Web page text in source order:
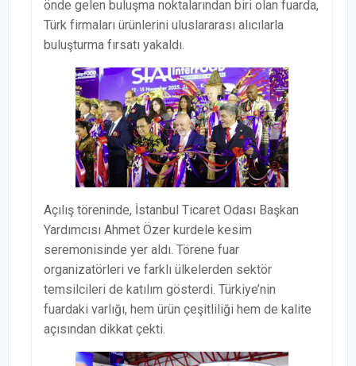
önde gelen buluşma noktalarından biri olan fuarda,
Türk firmaları ürünlerini uluslararası alıcılarla
buluşturma fırsatı yakaldı.
Açılış töreninde, İstanbul Ticaret Odası Başkan
Yardımcısı Ahmet Özer kurdele kesim
seremonisinde yer aldı. Törene fuar
organizatörleri ve farklı ülkelerden sektör
temsilcileri de katılım gösterdi. Türkiye’nin
fuardaki varlığı, hem ürün çeşitliliği hem de kalite
açısından dikkat çekti.